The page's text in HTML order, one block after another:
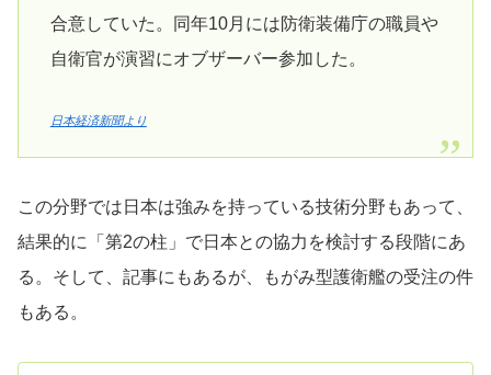
合意していた。同年10月には防衛装備庁の職員や
自衛官が演習にオブザーバー参加した。
日本経済新聞より
この分野では日本は強みを持っている技術分野もあって、
結果的に「第2の柱」で日本との協力を検討する段階にあ
る。そして、記事にもあるが、もがみ型護衛艦の受注の件
もある。